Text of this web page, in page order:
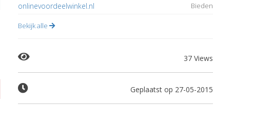
onlinevoordeelwinkel.nl
Bieden
Bekijk alle
37 Views
Geplaatst op 27-05-2015